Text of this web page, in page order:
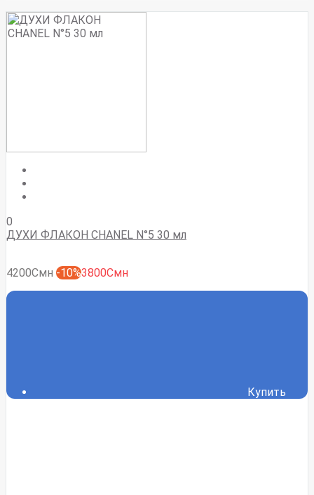
0
ДУХИ ФЛАКОН CHANEL N°5 30 мл
4200Смн -10%3800Смн
Купить